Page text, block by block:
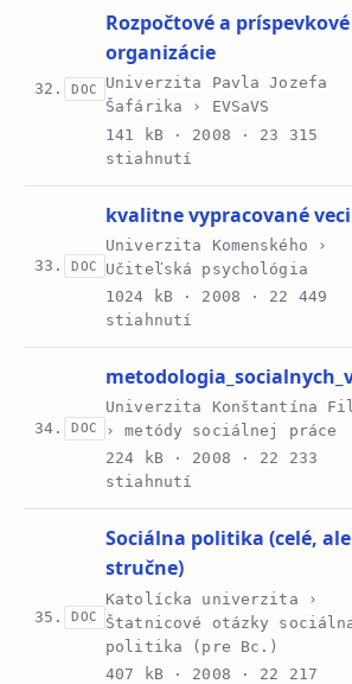
32. DOC
Rozpočtové a príspevkové
organizácie
Univerzita Pavla Jozefa
Šafárika › EVSaVS
141 kB · 2008 · 23 315
stiahnutí
33. DOC
kvalitne vypracované veci
Univerzita Komenského ›
Učiteľská psychológia
1024 kB · 2008 · 22 449
stiahnutí
34. DOC
Univerzita Konštantína
› metódy sociálnej práce
224 kB · 2008 · 22 233
stiahnutí
35. DOC
Sociálna politika (celé, ale
stručne)
Katolícka univerzita ›
Štatnicové otázky
politika (pre Bc.)
407 kB · 2008 · 22 217